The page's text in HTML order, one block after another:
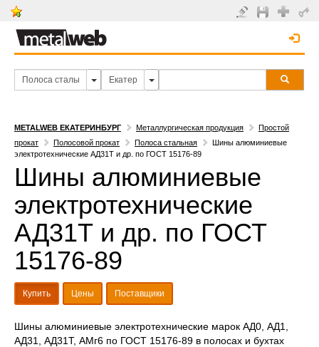
METALWEB ЕКАТЕРИНБУРГ Металлургическая продукция
Простой
прокат
Полосовой прокат Полоса стальная
Шины алюминиевые
электротехнические АД31Т и др. по ГОСТ 15176-89
Шины алюминиевые
электротехнические
АД31Т и др. по ГОСТ
15176-89
Купить Цены Поставщики
Шины алюминиевые электротехнические марок АД0, АД1,
АД31, АД31Т, АМг6 по ГОСТ 15176-89 в полосах и бухтах